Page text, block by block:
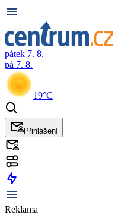
pátek 7. 8.
pá 7. 8.
19°C
Přihlášení
Reklama